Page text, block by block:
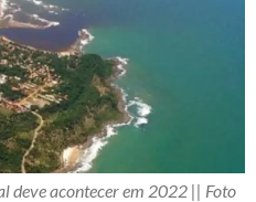
deve acontecer em 2022 || Foto